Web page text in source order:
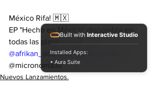
México Rifa! 🇲🇽
EP "Hecho en México" disponible en
todas las plataformas!
@afrikan_dub @benjaminzmusic
@micronomade
Nuevos Lanzamientos.
Built with Interactive Studio
Installed Apps:
• Aura Suite